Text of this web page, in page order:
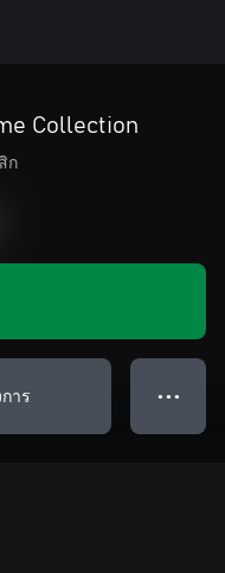
Collection
ก
าร ● ● ●